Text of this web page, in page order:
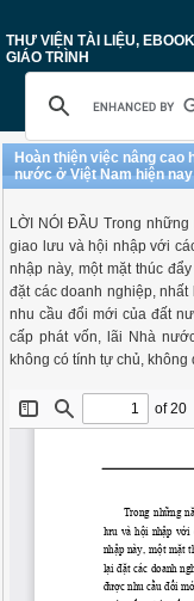
THƯ VIỆN TÀI LIỆU,
GIÁO TRÌNH
Hoàn thiện việc nâng cao
nước ở Việt Nam hiện nay
LỜI NÓI ĐẦU Trong
giao lưu và hội nhập với
nhập này, một mặt thúc
đặt các doanh nghiệp,
nhu cầu đổi mới của đất
cấp phát vốn, lãi Nhà
không có tính tự chủ,